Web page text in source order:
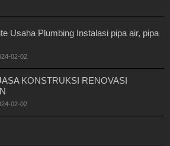
Usaha Plumbing Instalasi pipa air, pipa
02-02
KONSTRUKSI RENOVASI
02-02